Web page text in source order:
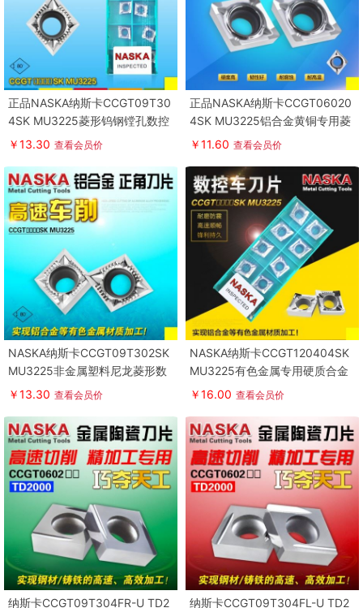
正品NASKA纳斯卡CCGT09T30
4SK MU3225菱形钨钢镗孔数控
车刀片刀粒
￥13.30 查看会员价
正品NASKA纳斯卡CCGT06020
4SK MU3225铝合金黄铜专用菱
形刀片
￥11.60 查看会员价
NASKA纳斯卡CCGT09T302SK
MU3225非金属塑料尼龙菱形数
控车刀片
￥13.30 查看会员价
NASKA纳斯卡CCGT120404SK
MU3225有色金属专用硬质合金
车刀片刀粒
￥16.00 查看会员价
纳斯卡CCGT09T304FR-U TD2
纳斯卡CCGT09T304FL-U TD2